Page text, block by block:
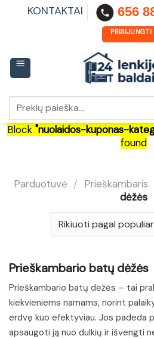
KONTAKTAI 656
PRISIJUNGTI
Block "nuolaidos-kuponas-
found
Parduotuvė / Prieškambaris
dėžės
Prieškambario batų dėžės
Prieškambario batų dėžės – tai
kiekvieniems namams, norint
erdvę kuo efektyviau. Jos padeda
apsaugoti ją nuo dulkių ir išvengti